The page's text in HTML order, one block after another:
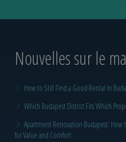
Nouvelles sur le
How to Still Find a Good Rental in
Which Budapest District Fits Which
Apartment Renovation Budapest: How
for Value and Comfort